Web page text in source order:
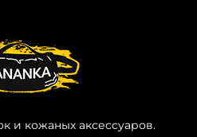
и кожаных аксессуаров.